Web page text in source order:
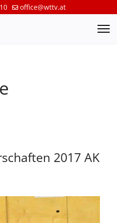
office@wttv.at
2017 AK